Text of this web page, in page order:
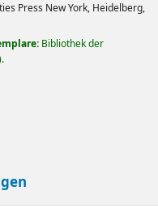
Press New York, Heidelberg,
Bibliothek der